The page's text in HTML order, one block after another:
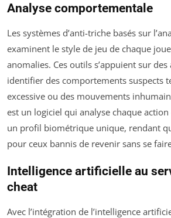
Analyse comportementale
Les systèmes d’anti-triche basés sur
examinent le style de jeu de chaque
anomalies. Ces outils s’appuient sur
identifier des comportements suspects
excessive ou des mouvements
est un logiciel qui analyse chaque
un profil biométrique unique, rendant
pour ceux bannis de revenir sans se
Intelligence artificielle au
cheat
Avec l’intégration de l’intelligence